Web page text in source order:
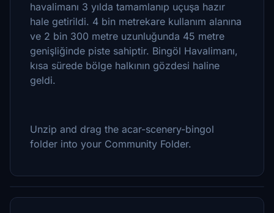
havalimanı 3 yılda tamamlanıp uçuşa hazır
hale getirildi. 4 bin metrekare kullanım alanına
ve 2 bin 300 metre uzunluğunda 45 metre
genişliğinde piste sahiptir. Bingöl Havalimanı,
kısa sürede bölge halkının gözdesi haline
geldi.
Unzip and drag the acar-scenery-bingol
folder into your Community Folder.